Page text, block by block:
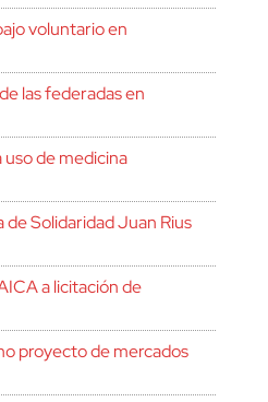
voluntario en
las federadas en
de medicina
de Solidaridad Juan Rius
a licitación de
proyecto de mercados